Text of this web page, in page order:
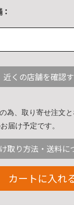
近くの店舗を確認
為、取り寄せ注文と
届け予定です。
取り方法・送料に
カートに入れ